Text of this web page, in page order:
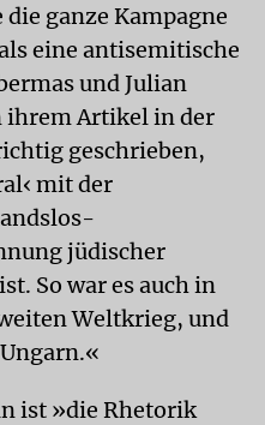
ganze Kampagne
eine antisemitische
und Julian
ihrem Artikel in der
geschrieben,
mit der
jüdischer
So war es auch in
Weltkrieg, und
ist »die Rhetorik